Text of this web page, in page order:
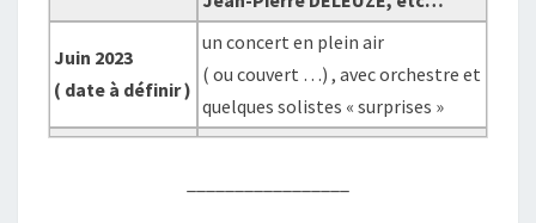
Juin 2023
( date à définir )
un concert en plein air
( ou couvert …) , avec orchestre et
quelques solistes « surprises »